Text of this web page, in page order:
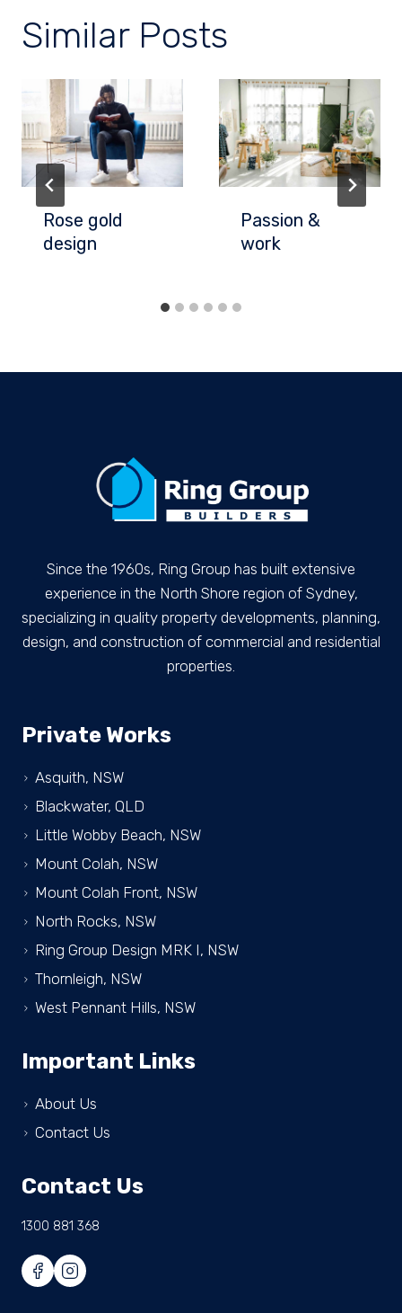
Similar Posts
Rose gold
design
Passion &
work
Since the 1960s, Ring Group has built extensive
experience in the North Shore region of Sydney,
specializing in quality property developments, planning,
design, and construction of commercial and residential
properties.
Private Works
Asquith, NSW
Blackwater, QLD
Little Wobby Beach, NSW
Mount Colah, NSW
Mount Colah Front, NSW
North Rocks, NSW
Ring Group Design MRK I, NSW
Thornleigh, NSW
West Pennant Hills, NSW
Important Links
About Us
Contact Us
Contact Us
1300 881 368